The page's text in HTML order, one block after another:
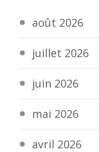
août 2026
juillet 2026
juin 2026
mai 2026
avril 2026